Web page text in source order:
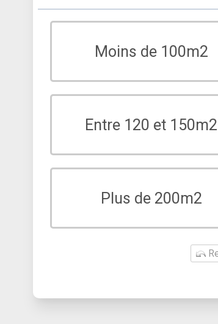
Moins de 100m2
Entre 120 et 150m2
Plus de 200m2